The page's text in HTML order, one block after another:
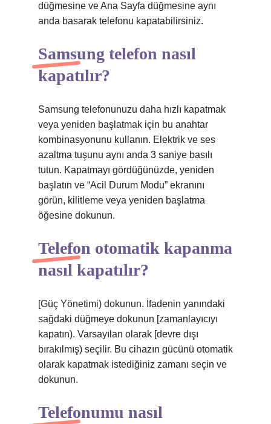
düğmesine ve Ana Sayfa düğmesine aynı
anda basarak telefonu kapatabilirsiniz.
Samsung telefon nasıl
kapatılır?
Samsung telefonunuzu daha hızlı kapatmak
veya yeniden başlatmak için bu anahtar
kombinasyonunu kullanın. Elektrik ve ses
azaltma tuşunu aynı anda 3 saniye basılı
tutun. Kapatmayı gördüğünüzde, yeniden
başlatın ve “Acil Durum Modu” ekranını
görün, kilitleme veya yeniden başlatma
öğesine dokunun.
Telefon otomatik kapanma
nasıl kapatılır?
[Güç Yönetimi) dokunun. İfadenin yanındaki
sağdaki düğmeye dokunun [zamanlayıcıyı
kapatın). Varsayılan olarak [devre dışı
bırakılmış) seçilir. Bu cihazın gücünü otomatik
olarak kapatmak istediğiniz zamanı seçin ve
dokunun.
Telefonumu nasıl